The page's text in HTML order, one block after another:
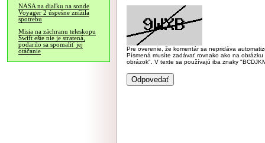
NASA na diaľku na sonde
Voyager 2 úspešne znížila
spotrebu
Misia na záchranu teleskopu
Swift ešte nie je stratená,
podarilo sa spomaliť jej
otáčanie
Pre overenie, že komentár sa nepridáva
Písmená musíte zadávať rovnako ako na
obrázok". V texte sa používajú iba znaky